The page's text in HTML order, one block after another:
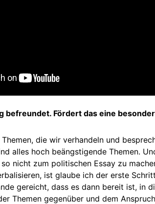
befreundet. Fördert das eine
die wir verhandeln und
alles hoch beängstigende Themen.
nicht zum politischen Essay zu
ist glaube ich der erste
gereicht, dass es dann bereit ist, in
Themen gegenüber und dem